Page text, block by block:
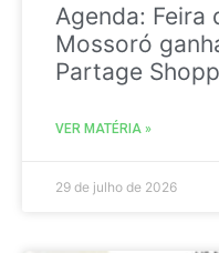
Agenda: Feira
Mossoró
Partage
VER MATÉRIA »
29 de julho de 2026